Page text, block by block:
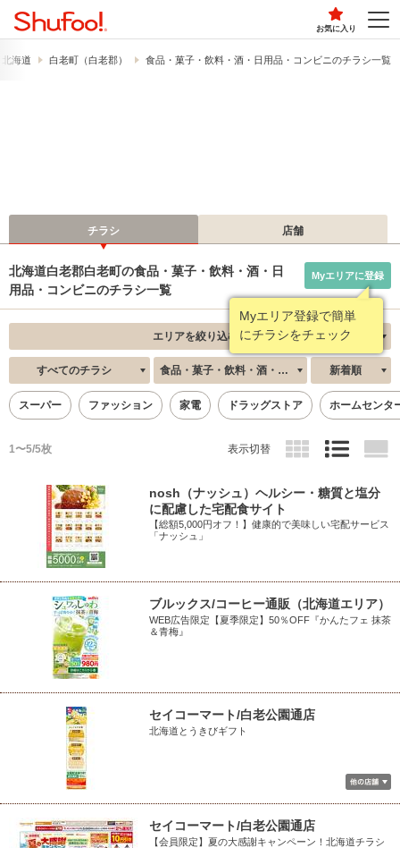
お気に入り
北海道 白老町（白老郡） 食品・菓子・飲料・酒・日用品・コンビニのチラシ一覧
チラシ 店舗
北海道白老郡白老町の食品・菓子・飲料・酒・日
用品・コンビニのチラシ一覧
Myエリア登録で簡単
にチラシをチェック
Myエリアに登録
エリアを絞り込む
すべてのチラシ 食品・菓子・飲料・酒・日用品・コンビニ 新着順
スーパー ファッション 家電 ドラッグストア ホームセンタ
1〜5/5枚 表示切替
nosh（ナッシュ）ヘルシー・糖質と塩分
に配慮した宅配食サイト
【総額5,000円オフ！】健康的で美味しい宅配サービス
「ナッシュ」
ブルックス/コーヒー通販（北海道エリア）
WEB広告限定【夏季限定】50％OFF『かんたフェ 抹茶
＆青梅』
セイコーマート/白老公園通店
北海道とうきびギフト
セイコーマート/白老公園通店
【会員限定】夏の大感謝キャンペーン！北海道チラシ